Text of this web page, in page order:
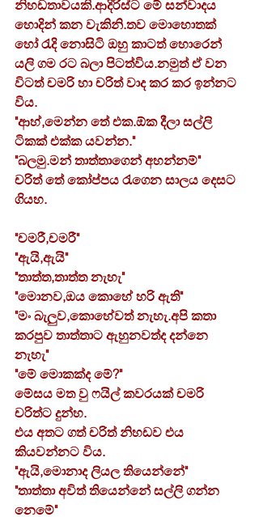
නිහඩතාවයකි.ආදිරිස්ට මේ සන්වාදය
හොදින් කන වැකිනි.තව මොහොතක්
හෝ රැදි නොසිටි ඔහු කාටත් හොරෙන්
යලි ගම රට බලා පිටත්විය.නමුත් ඒ වන
විටත් චමරි හා චරිත් වාද කර කර ඉන්නට
විය.
"ආහ්,මෙන්න තේ එක.ඕක දීලා සල්ලි
ටිකක් එක්ක යවන්න."
"බලමු.මන් තාත්තාගෙන් අහන්නම්"
චරිත් තේ කෝප්පය රැගෙන සාලය දෙසට
ගියහ.
"චමරී,චමරී"
"ඇයි,ඇයි"
"තාත්ත,තාත්ත නැහැ"
"මොනව,ඔය කොහේ හරි ඇති"
"මං බැලුව,කොහේවත් නැහැ.අපි කතා
කරපුව තාත්තාට ඇහුනවත්ද දන්නෙ
නැහැ"
"මේ මොකක්ද මේ?"
මේසය මත වු ෆයිල් කවරයක් චමරි
චරිත්ට දුන්හ.
එය අතට ගත් චරිත් නිහඩව එය
කියවන්නට විය.
"ඇයි,මොනාද ලියල තියෙන්නේ"
"තාත්තා අවිත් තියෙන්නේ සල්ලි ගන්න
නෙමේ"